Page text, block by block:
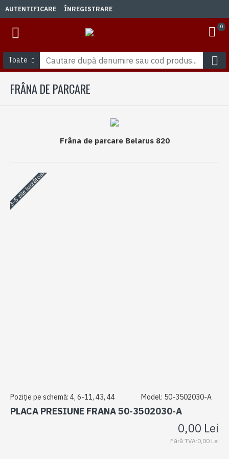
AUTENTIFICARE ÎNREGISTRARE
0
Toate
FRÂNA DE PARCARE
Frâna de parcare Belarus 820
3-5 zile lucrătoare
Poziție pe schemă: 4, 6-11, 43, 44 Model: 50-3502030-A
PLACA PRESIUNE FRANA 50-3502030-A
0,00 Lei
Fără TVA:0,00 Lei